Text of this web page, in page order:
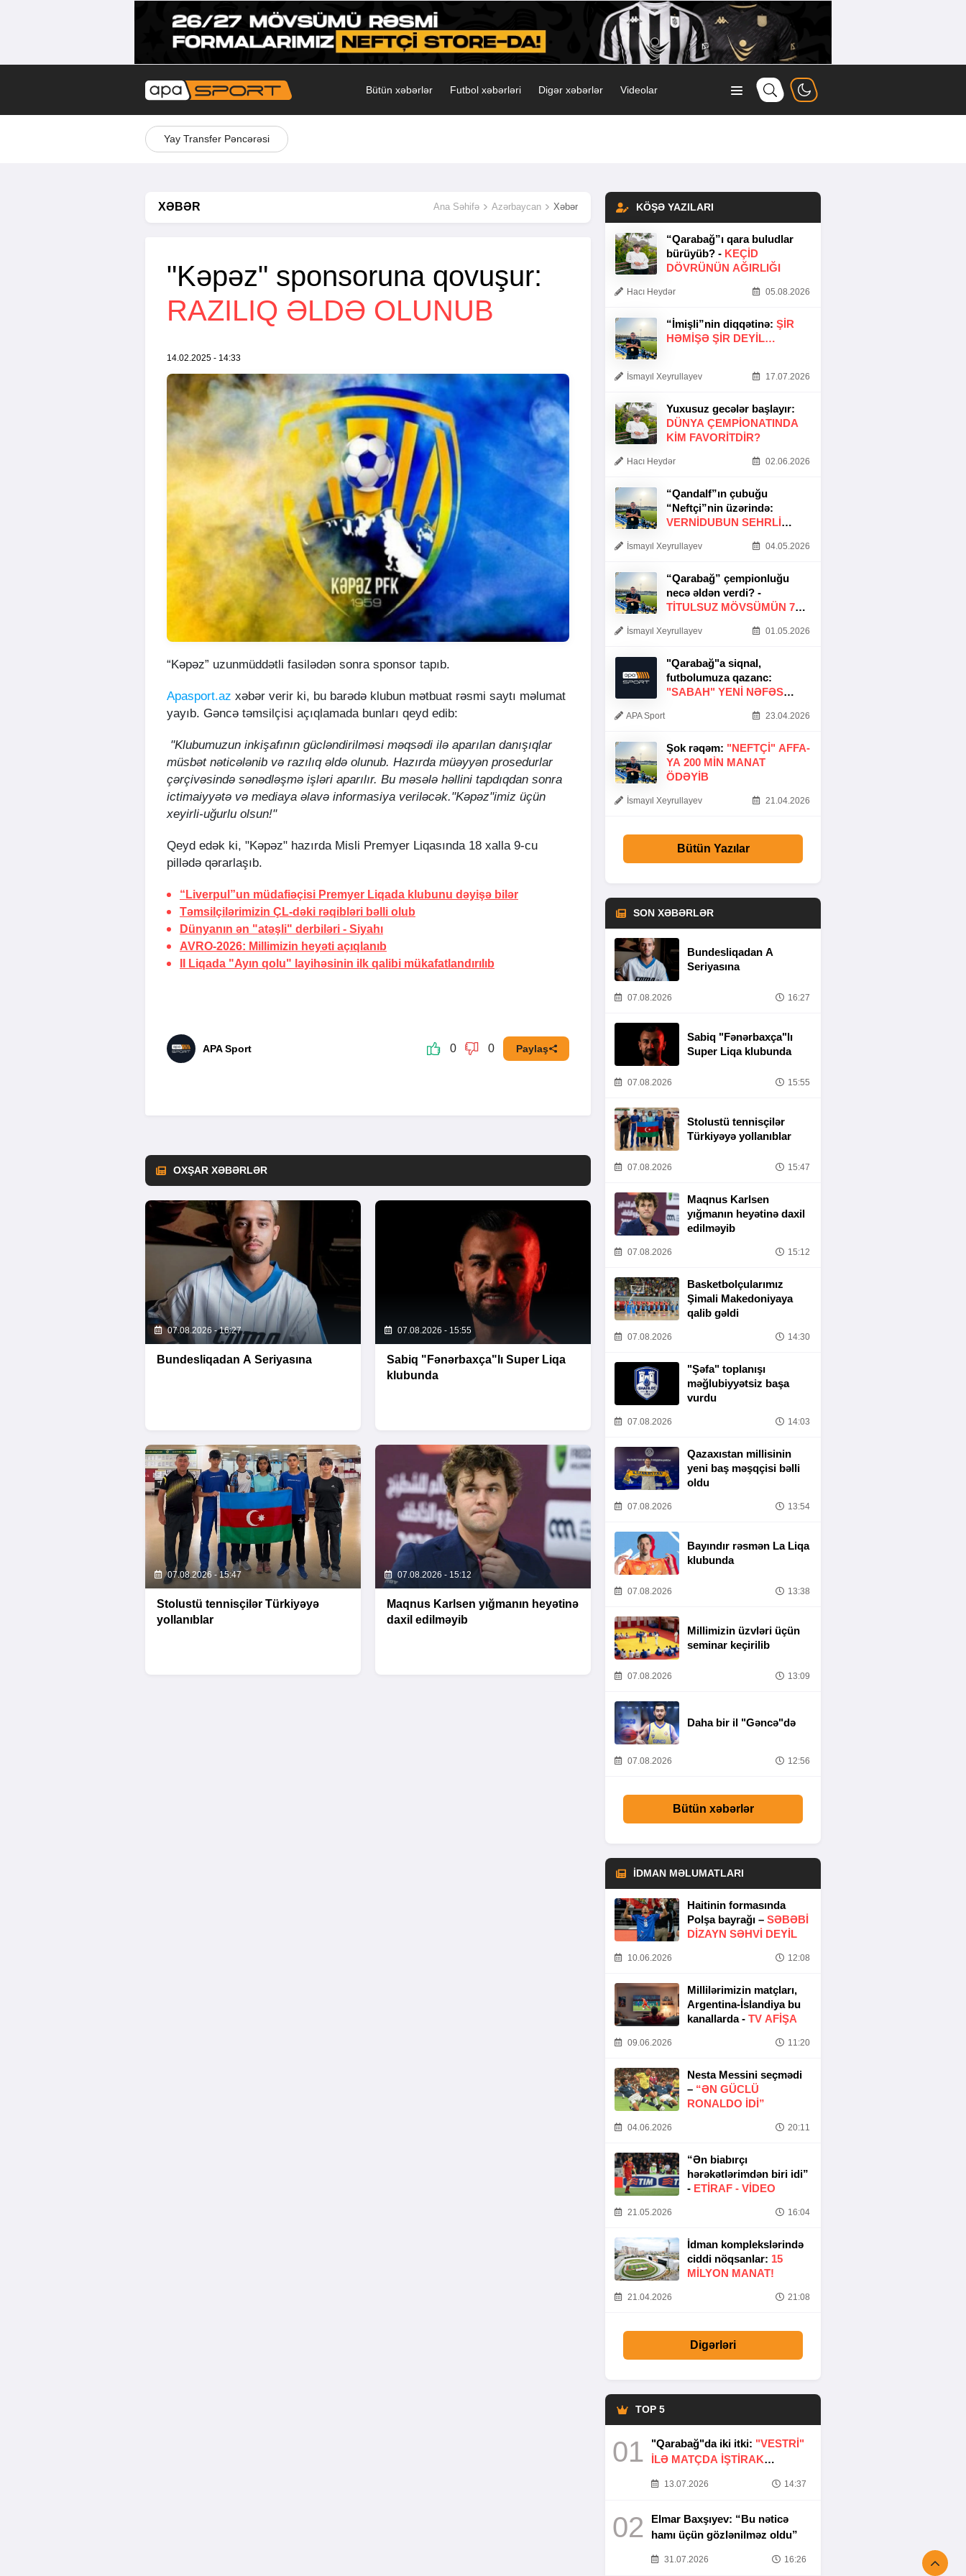
Bütün xəbərlər Futbol xəbərləri Digər xəbərlər Videolar
Yay Transfer Pəncərəsi
XƏBƏR Ana Səhifə Azərbaycan Xəbər
"Kəpəz" sponsoruna qovuşur:
RAZILIQ ƏLDƏ OLUNUB
14.02.2025 - 14:33
“Kəpəz” uzunmüddətli fasilədən sonra sponsor tapıb.
Apasport.az xəbər verir ki, bu barədə klubun mətbuat rəsmi saytı məlumat
yayıb. Gəncə təmsilçisi açıqlamada bunları qeyd edib:
"Klubumuzun inkişafının gücləndirilməsi məqsədi ilə aparılan danışıqlar
müsbət nəticələnib və razılıq əldə olunub. Hazırda müəyyən prosedurlar
çərçivəsində sənədləşmə işləri aparılır. Bu məsələ həllini tapdıqdan sonra
ictimaiyyətə və mediaya əlavə informasiya veriləcək."Kəpəz"imiz üçün
xeyirli-uğurlu olsun!"
Qeyd edək ki, "Kəpəz" hazırda Misli Premyer Liqasında 18 xalla 9-cu
pillədə qərarlaşıb.
“Liverpul”un müdafiəçisi Premyer Liqada klubunu dəyişə bilər
Təmsilçilərimizin ÇL-dəki rəqibləri bəlli olub
Dünyanın ən "atəşli" derbiləri - Siyahı
AVRO-2026: Millimizin heyəti açıqlanıb
II Liqada "Ayın qolu" layihəsinin ilk qalibi mükafatlandırılıb
APA Sport 0 0 Paylaş
OXŞAR XƏBƏRLƏR
07.08.2026 - 16:27
Bundesliqadan A Seriyasına
07.08.2026 - 15:55
Sabiq "Fənərbaxça"lı Super Liqa
klubunda
07.08.2026 - 15:47
Stolustü tennisçilər Türkiyəyə
yollanıblar
07.08.2026 - 15:12
Maqnus Karlsen yığmanın heyətinə
daxil edilməyib
KÖŞƏ YAZILARI
“Qarabağ”ı qara buludlar
bürüyüb? - KEÇID
DÖVRÜNÜN AĞIRLIĞI
Hacı Heydər 05.08.2026
“İmişli”nin diqqətinə: ŞIR
HƏMIŞƏ ŞIR DEYIL…
İsmayıl Xeyrullayev 17.07.2026
Yuxusuz gecələr başlayır:
DÜNYA ÇEMPIONATINDA
KIM FAVORITDIR?
Hacı Heydər 02.06.2026
“Qandalf”ın çubuğu
“Neftçi”nin üzərində:
VERNİDUBUN SEHRLİ
İsmayıl Xeyrullayev 04.05.2026
“Qarabağ” çempionluğu
necə əldən verdi? -
TITULSUZ MÖVSÜMÜN 7
İsmayıl Xeyrullayev 01.05.2026
"Qarabağ"a siqnal,
futbolumuza qazanc:
"SABAH" YENI NƏFƏS
APA Sport 23.04.2026
Şok rəqəm: "NEFTÇI" AFFA-
YA 200 MIN MANAT
ÖDƏYIB
İsmayıl Xeyrullayev 21.04.2026
Bütün Yazılar
SON XƏBƏRLƏR
Bundesliqadan A
Seriyasına
07.08.2026 16:27
Sabiq "Fənərbaxça"lı
Super Liqa klubunda
07.08.2026 15:55
Stolustü tennisçilər
Türkiyəyə yollanıblar
07.08.2026 15:47
Maqnus Karlsen
yığmanın heyətinə daxil
edilməyib
07.08.2026 15:12
Basketbolçularımız
Şimali Makedoniyaya
qalib gəldi
07.08.2026 14:30
"Şəfa" toplanışı
məğlubiyyətsiz başa
vurdu
07.08.2026 14:03
Qazaxıstan millisinin
yeni baş məşqçisi bəlli
oldu
07.08.2026 13:54
Bayındır rəsmən La Liqa
klubunda
07.08.2026 13:38
Millimizin üzvləri üçün
seminar keçirilib
07.08.2026 13:09
Daha bir il "Gəncə"də
07.08.2026 12:56
Bütün xəbərlər
İDMAN MƏLUMATLARI
Haitinin formasında
Polşa bayrağı – SƏBƏBI
DIZAYN SƏHVI DEYIL
10.06.2026 12:08
Millilərimizin matçları,
Argentina-İslandiya bu
kanallarda - TV AFİŞA
09.06.2026 11:20
Nesta Messini seçmədi
– “ƏN GÜCLÜ
RONALDO IDI”
04.06.2026 20:11
“Ən biabırçı
hərəkətlərimdən biri idi”
- ETIRAF - VİDEO
21.05.2026 16:04
İdman komplekslərində
ciddi nöqsanlar: 15
MILYON MANAT!
21.04.2026 21:08
Digərləri
TOP 5
01 "Qarabağ"da iki itki: "VESTRİ"
İLƏ MATÇDA İŞTİRAK
13.07.2026 14:37
02
Elmar Baxşıyev: “Bu nəticə
hamı üçün gözlənilməz oldu”
31.07.2026 16:26